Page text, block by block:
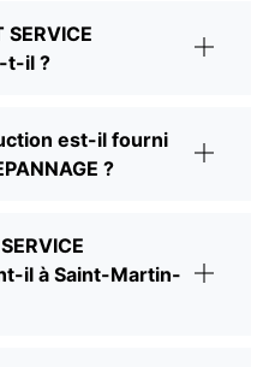
t-il ?
est-il fourni
?
il à Saint-Martin-